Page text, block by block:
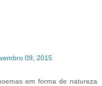
09, 2015
em forma de natureza